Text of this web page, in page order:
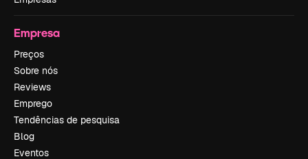
Empresa
Preços
Sobre nós
Reviews
Emprego
Tendências de pesquisa
Blog
Eventos